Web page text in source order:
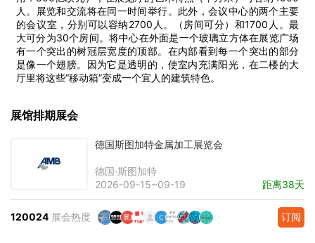
人。展览和交流将在同一时间举行。此外，会议中心的两个主要
的会议室，分别可以容纳2700人。（房间可分）和1700人。最
大可分为30个房间。将中心在外面是一个玻璃立方体在展览广场
有一个突出的树冠层宽度的顶部。在内部看到每一个突出的部分
是像一个翅膀。因为它是透明的，使室内充满阳光，在二楼的大
厅里将这些“移动箱”变成一个宜人的建筑特色。
展馆排期展会
德国斯图加特金属加工展览会
德国·斯图加特
2026-09-15~09-19
距离38天
120024 展会热度 订阅